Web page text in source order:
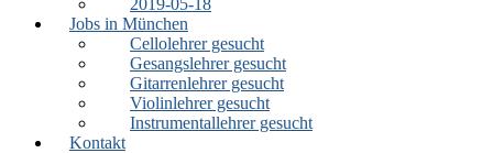
2019-05-18
Jobs in München
Cellolehrer gesucht
Gesangslehrer gesucht
Gitarrenlehrer gesucht
Violinlehrer gesucht
Instrumentallehrer gesucht
Kontakt